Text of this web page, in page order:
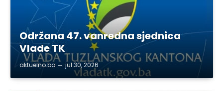
Održana 47. vanredna sjednica
Vlade TK
aktuelno.ba jul 30, 2026